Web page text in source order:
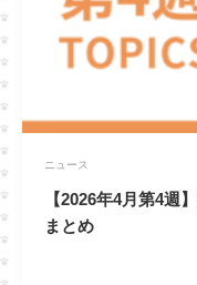
ニュース
【2026年4月第4週
まとめ